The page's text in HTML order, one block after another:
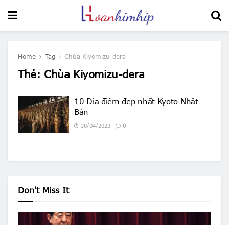
Home Tag Chùa Kiyomizu-dera
Thẻ: Chùa Kiyomizu-dera
10 Địa điểm đẹp nhất Kyoto Nhật
Bản
30/04/2023 0
Don't Miss It